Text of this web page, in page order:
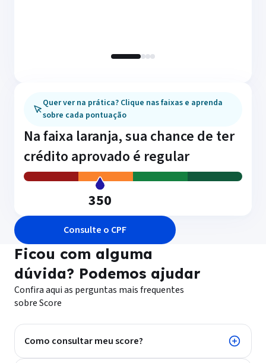
Quer ver na prática? Clique nas faixas e aprenda
sobre cada pontuação
Na faixa laranja, sua chance de ter
crédito aprovado é regular
350
Consulte o CPF
Ficou com alguma
dúvida? Podemos ajudar
Confira aqui as perguntas mais frequentes
sobre Score
Como consultar meu score?